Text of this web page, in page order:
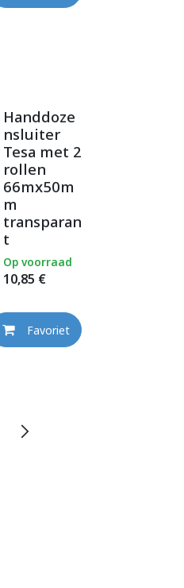
Handdoze
nsluiter
Tesa met 2
rollen
66mx50m
m
transparan
t
10,85 €
Op voorraad
Favoriet